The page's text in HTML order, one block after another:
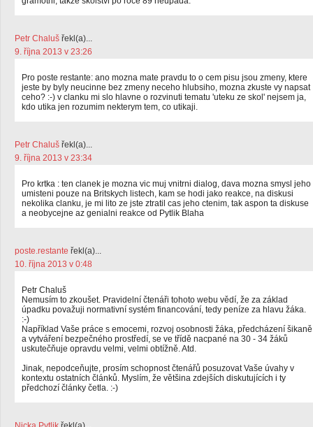
Petr Chaluš řekl(a)...
9. října 2013 v 23:26
Pro poste restante: ano mozna mate pravdu to o cem pisu jsou zmeny, ktere
jeste by byly neucinne bez zmeny neceho hlubsiho, mozna zkuste vy napsat
ceho? :-) v clanku mi slo hlavne o rozvinuti tematu 'uteku ze skol' nejsem ja,
kdo utika jen rozumim nekterym tem, co utikaji.
Petr Chaluš řekl(a)...
9. října 2013 v 23:34
Pro krtka : ten clanek je mozna vic muj vnitrni dialog, dava mozna smysl jeho
umisteni pouze na Britskych listech, kam se hodi jako reakce, na diskusi
nekolika clanku, je mi lito ze jste ztratil cas jeho ctenim, tak aspon ta diskuse
a neobycejne az genialni reakce od Pytlik Blaha
poste.restante řekl(a)...
10. října 2013 v 0:48
Petr Chaluš
Nemusím to zkoušet. Pravidelní čtenáři tohoto webu vědí, že za základ
úpadku považuji normativní systém financování, tedy peníze za hlavu žáka.
:-)
Například Vaše práce s emocemi, rozvoj osobnosti žáka, předcházení šikaně
a vytváření bezpečného prostředí, se ve třídě nacpané na 30 - 34 žáků
uskutečňuje opravdu velmi, velmi obtížně. Atd.
Jinak, nepodceňujte, prosím schopnost čtenářů posuzovat Vaše úvahy v
kontextu ostatních článků. Myslím, že většina zdejších diskutujících i ty
předchozí články četla. :-)